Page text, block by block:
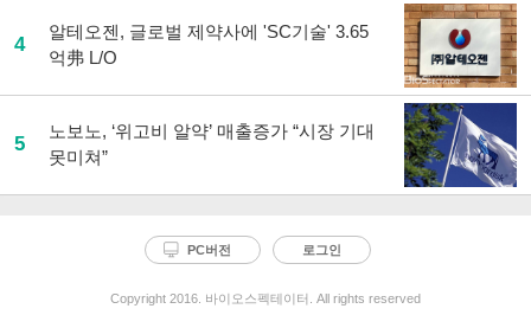
4
알테오젠, 글로벌 제약사에 'SC기술' 3.65
억弗 L/O
5
노보노, ‘위고비 알약’ 매출증가 “시장 기대
못미쳐”
PC버전 로그인
Copyright 2016. 바이오스펙테이터. All rights reserved